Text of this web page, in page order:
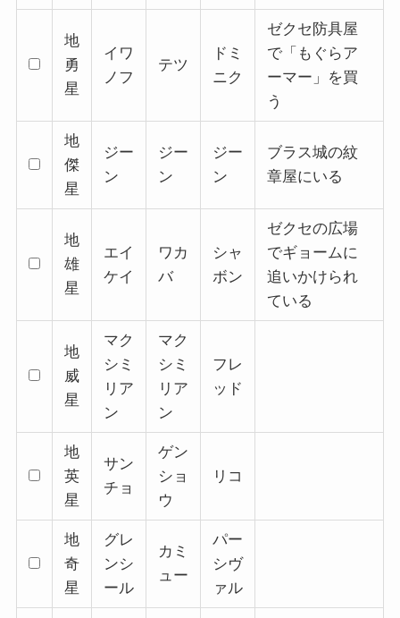
地
勇
星
イワ
ノフ
テツ
ドミ
ニク
ゼクセ防具屋
で「もぐらア
ーマー」を買
う
地
傑
星
ジー
ン
ジー
ン
ジー
ン
ブラス城の紋
章屋にいる
地
雄
星
エイ
ケイ
ワカ
バ
シャ
ボン
ゼクセの広場
でギョームに
追いかけられ
ている
地
威
星
マク
シミ
リア
ン
マク
シミ
リア
ン
フレ
ッド
地
英
星
サン
チョ
ゲン
ショ
ウ
リコ
地
奇
星
グレ
ンシ
ール
カミ
ュー
パー
シヴ
ァル